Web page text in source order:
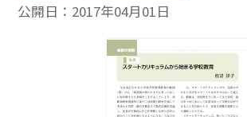
公開日： 2017年04月01日